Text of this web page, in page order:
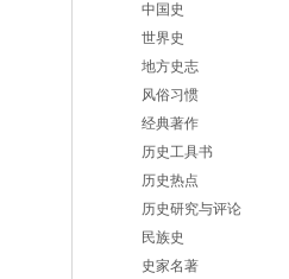
中国史
世界史
地方史志
风俗习惯
经典著作
历史工具书
历史热点
历史研究与评论
民族史
史家名著